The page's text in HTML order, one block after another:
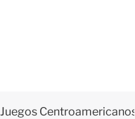
Juegos Centroamericanos